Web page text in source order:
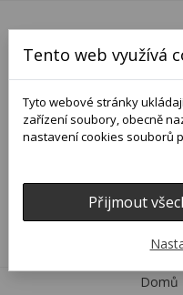
Domů
Tento web využívá
Tyto webové stránky
zařízení soubory, obecně
nastavení cookies souborů
Přijmout